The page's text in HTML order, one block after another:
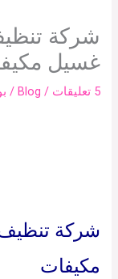
شركة
غسيل
5 تعليقات /
Blog
/
شركة
مكيفات